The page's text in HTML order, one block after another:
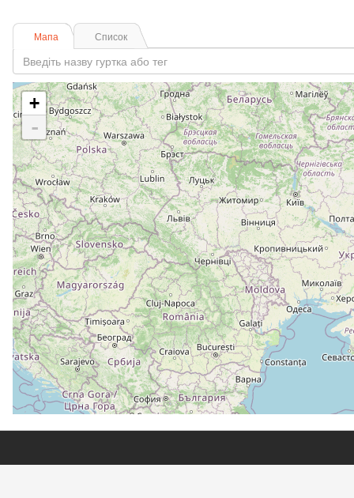
Мапа Список
+
-